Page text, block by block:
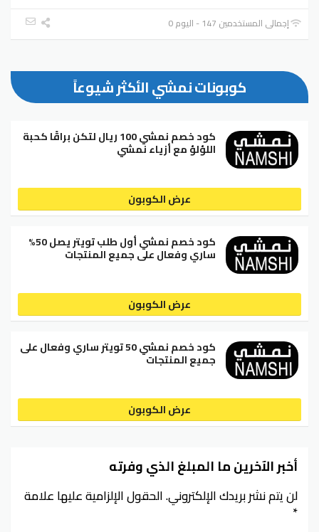
إجمالي المستخدمين 147 - اليوم 0
كوبونات نمشي الأكثر شيوعاً
كود خصم نمشي 100 ريال لتكن براقًا كحبة
اللؤلؤ مع أزياء نمشي
عرض الكوبون
كود خصم نمشي أول طلب تويتر يصل 50%
ساري وفعال على جميع المنتجات
عرض الكوبون
كود خصم نمشي 50 تويتر ساري وفعال على
جميع المنتجات
عرض الكوبون
أخبر الآخرين ما المبلغ الذي وفرته
لن يتم نشر بريدك الإلكتروني.الحقول الإلزامية عليها علامة
*